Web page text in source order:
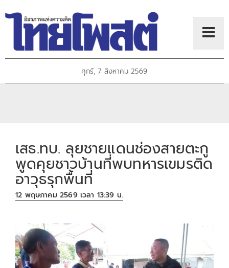
ศุกร์, 7 สิงหาคม 2569
เสธ.ทบ. ลุยชายแดนช่องสายตะกู
พูดคุยชาวบ้านที่พบทหารเขมรติด
อาวุธรุกพื้นที่
12 พฤษภาคม 2569 เวลา 13:39 น.